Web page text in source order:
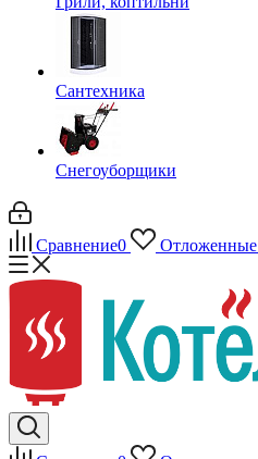
Сантехника
Снегоуборщики
Сравнение0 Отложенные